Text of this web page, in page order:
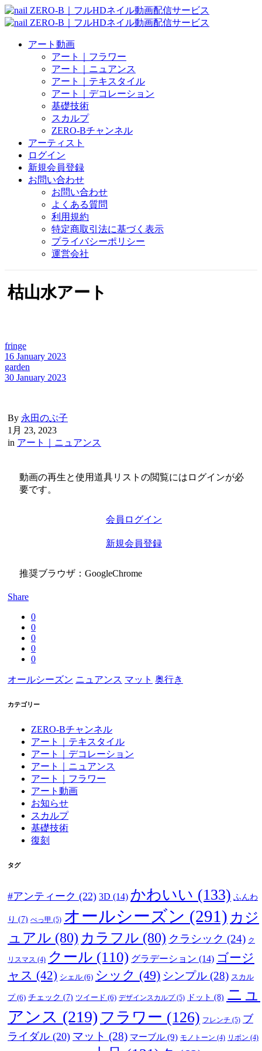
アート動画
アート｜フラワー
アート｜ニュアンス
アート｜テキスタイル
アート｜デコレーション
基礎技術
スカルプ
ZERO-Bチャンネル
アーティスト
ログイン
新規会員登録
お問い合わせ
お問い合わせ
よくある質問
利用規約
特定商取引法に基づく表示
プライバシーポリシー
運営会社
枯山水アート
fringe
16 January 2023
garden
30 January 2023
By 永田のぶ子
1月 23, 2023
in アート｜ニュアンス
動画の再生と使用道具リストの閲覧にはログインが必
要です。
会員ログイン
新規会員登録
推奨ブラウザ：GoogleChrome
Share
0
0
0
0
0
オールシーズン ニュアンス マット 奥行き
カテゴリー
ZERO-Bチャンネル
アート｜テキスタイル
アート｜デコレーション
アート｜ニュアンス
アート｜フラワー
アート動画
お知らせ
スカルプ
基礎技術
復刻
タグ
#アンティーク (22) 3D (14) かわいい (133) ふんわ
り (7) べっ甲 (5) オールシーズン (291) カジ
ュアル (80) カラフル (80) クラシック (24) ク
リスマス (4) クール (110) グラデーション (14) ゴージ
ャス (42) シェル (6) シック (49) シンプル (28) スカル
プ(6) チェック (7) ツイード (6) デザインスカルプ(5) ドット (8) ニュ
アンス (219) フラワー (126) フレンチ (5) ブ
ライダル (20) マット (28) マーブル (9) モノトーン (4) リボン (4)